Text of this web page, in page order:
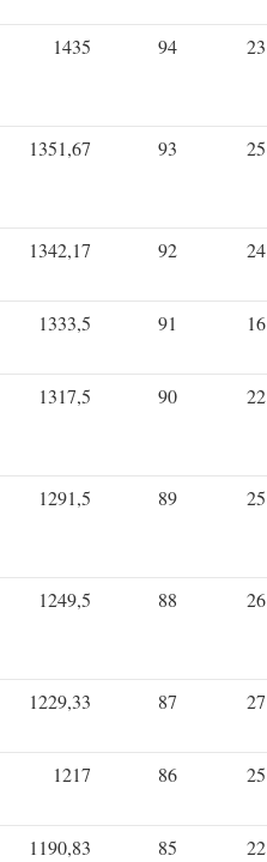
1435 94 23
1351,67 93 25
1342,17 92 24
1333,5 91 16
1317,5 90 22
1291,5 89 25
1249,5 88 26
1229,33 87 27
1217 86 25
1190,83 85 22